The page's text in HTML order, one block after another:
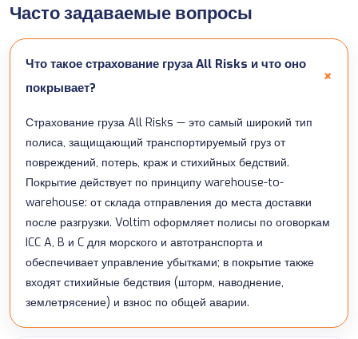
Часто задаваемые вопросы
Что такое страхование груза All Risks и что оно
покрывает?
Страхование груза All Risks — это самый широкий тип
полиса, защищающий транспортируемый груз от
повреждений, потерь, краж и стихийных бедствий.
Покрытие действует по принципу warehouse-to-
warehouse: от склада отправления до места доставки
после разгрузки. Voltim оформляет полисы по оговоркам
ICC A, B и C для морского и автотранспорта и
обеспечивает управление убытками; в покрытие также
входят стихийные бедствия (шторм, наводнение,
землетрясение) и взнос по общей аварии.